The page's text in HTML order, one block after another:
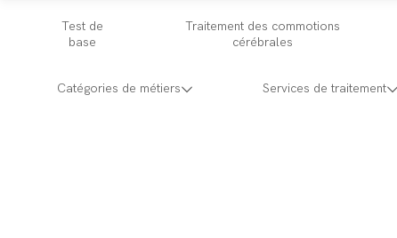
Test de
base
Traitement des commotions
cérébrales
Catégories de métiers Services de traitement